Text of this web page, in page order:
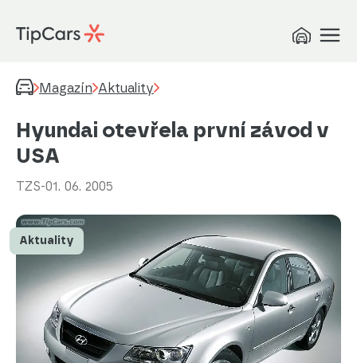
Magazín Aktuality
Hyundai otevřela první závod v
USA
TZS-01. 06. 2005
Aktuality